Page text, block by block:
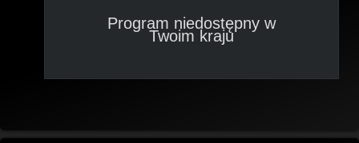
Program niedostępny w
Twoim kraju